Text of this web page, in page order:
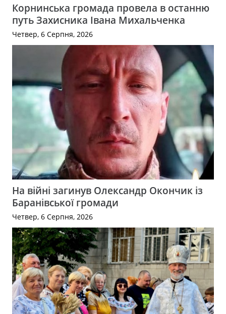
Корнинська громада провела в останню
путь Захисника Івана Михальченка
Четвер, 6 Серпня, 2026
На війні загинув Олександр Окончик із
Баранівської громади
Четвер, 6 Серпня, 2026